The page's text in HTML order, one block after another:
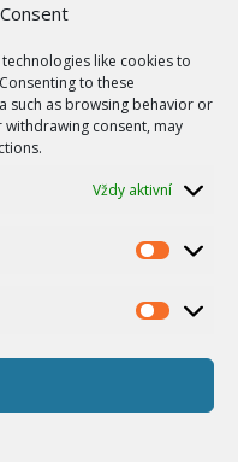
like cookies to
to these
such as browsing behavior or
consent, may
Vždy aktivní
Statistics
Marketing